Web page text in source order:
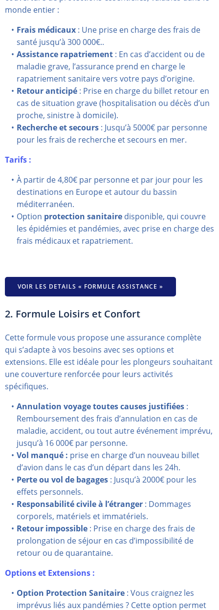
monde entier :
Frais médicaux: Une prise en charge des frais de
santé jusqu’à 300 000€..
Assistance rapatriement: En cas d’accident ou de
maladie grave, l’assurance prend en charge le
rapatriement sanitaire vers votre pays d’origine.
Retour anticipé: Prise en charge du billet retour en
cas de situation grave (hospitalisation ou décès d’un
proche, sinistre à domicile).
Recherche et secours: Jusqu’à 5000€ par personne
pour les frais de recherche et secours en mer.
Tarifs :
À partir de 4,80€ par personne et par jour pour les
destinations en Europe et autour du bassin
méditerranéen.
Option protection sanitairedisponible, qui couvre
les épidémies et pandémies, avec prise en charge des
frais médicaux et rapatriement.
VOIR LES DETAILS « FORMULE ASSISTANCE »
2. Formule Loisirs et Confort
Cette formule vous propose une assurance complète
qui s’adapte à vos besoins avec ses options et
extensions. Elle est idéale pour les plongeurs souhaitant
une couverture renforcée pour leurs activités
spécifiques.
Annulation voyage toutes causes justifiées:
Remboursement des frais d’annulation en cas de
maladie, accident, ou tout autre événement imprévu,
jusqu’à 16 000€ par personne.
Vol manqué : prise en charge d’un nouveau billet
d’avion dans le cas d’un départ dans les 24h.
Perte ou vol de bagages: Jusqu’à 2000€ pour les
effets personnels.
Responsabilité civile à l’étranger: Dommages
corporels, matériels et immatériels.
Retour impossible: Prise en charge des frais de
prolongation de séjour en cas d’impossibilité de
retour ou de quarantaine.
Options et Extensions :
Option Protection Sanitaire: Vous craignez les
imprévus liés aux pandémies ? Cette option permet